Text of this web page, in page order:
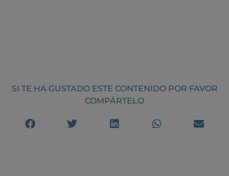
SI TE HA GUSTADO ESTE CONTENIDO POR FAVOR
COMPÁRTELO